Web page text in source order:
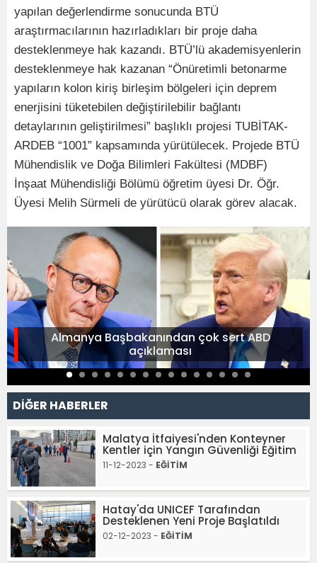
yapılan değerlendirme sonucunda BTÜ
araştırmacılarının hazırladıkları bir proje daha
desteklenmeye hak kazandı. BTÜ’lü akademisyenlerin
desteklenmeye hak kazanan “Önüretimli betonarme
yapıların kolon kiriş birleşim bölgeleri için deprem
enerjisini tüketebilen değiştirilebilir bağlantı
detaylarının geliştirilmesi” başlıklı projesi TUBİTAK-
ARDEB “1001” kapsamında yürütülecek. Projede BTÜ
Mühendislik ve Doğa Bilimleri Fakültesi (MDBF)
İnşaat Mühendisliği Bölümü öğretim üyesi Dr. Öğr.
Üyesi Melih Sürmeli de yürütücü olarak görev alacak.
Almanya Başbakanından çok sert ABD
açıklaması
DİĞER HABERLER
Malatya İtfaiyesi'nden Konteyner
Kentler için Yangın Güvenliği Eğitim
11-12-2023 - EĞİTİM
Hatay'da UNICEF Tarafından
Desteklenen Yeni Proje Başlatıldı
02-12-2023 - EĞİTİM